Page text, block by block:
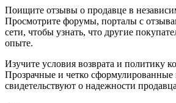
Поищите отзывы о продавце в
Просмотрите форумы, порталы с
сети, чтобы узнать, что другие
опыте.
Изучите условия возврата и политику
Прозрачные и четко сформулированные
свидетельствуют о надежности